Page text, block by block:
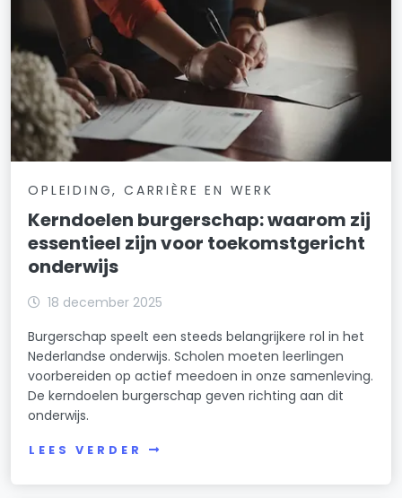
OPLEIDING, CARRIÈRE EN WERK
Kerndoelen burgerschap: waarom zij
essentieel zijn voor toekomstgericht
onderwijs
18 december 2025
Burgerschap speelt een steeds belangrijkere rol in het
Nederlandse onderwijs. Scholen moeten leerlingen
voorbereiden op actief meedoen in onze samenleving.
De kerndoelen burgerschap geven richting aan dit
onderwijs.
LEES VERDER